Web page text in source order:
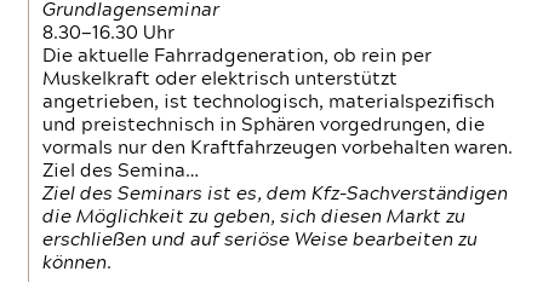
Grundlagenseminar
8.30—16.30 Uhr
Die aktuelle Fahrradgeneration, ob rein per
Muskelkraft oder elektrisch unterstützt
angetrieben, ist technologisch, materialspezifisch
und preistechnisch in Sphären vorgedrungen, die
vormals nur den Kraftfahrzeugen vorbehalten waren.
Ziel des Semina…
Ziel des Seminars ist es, dem Kfz-Sachverständigen
die Möglichkeit zu geben, sich diesen Markt zu
erschließen und auf seriöse Weise bearbeiten zu
können.